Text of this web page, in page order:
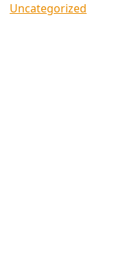
Uncategorized